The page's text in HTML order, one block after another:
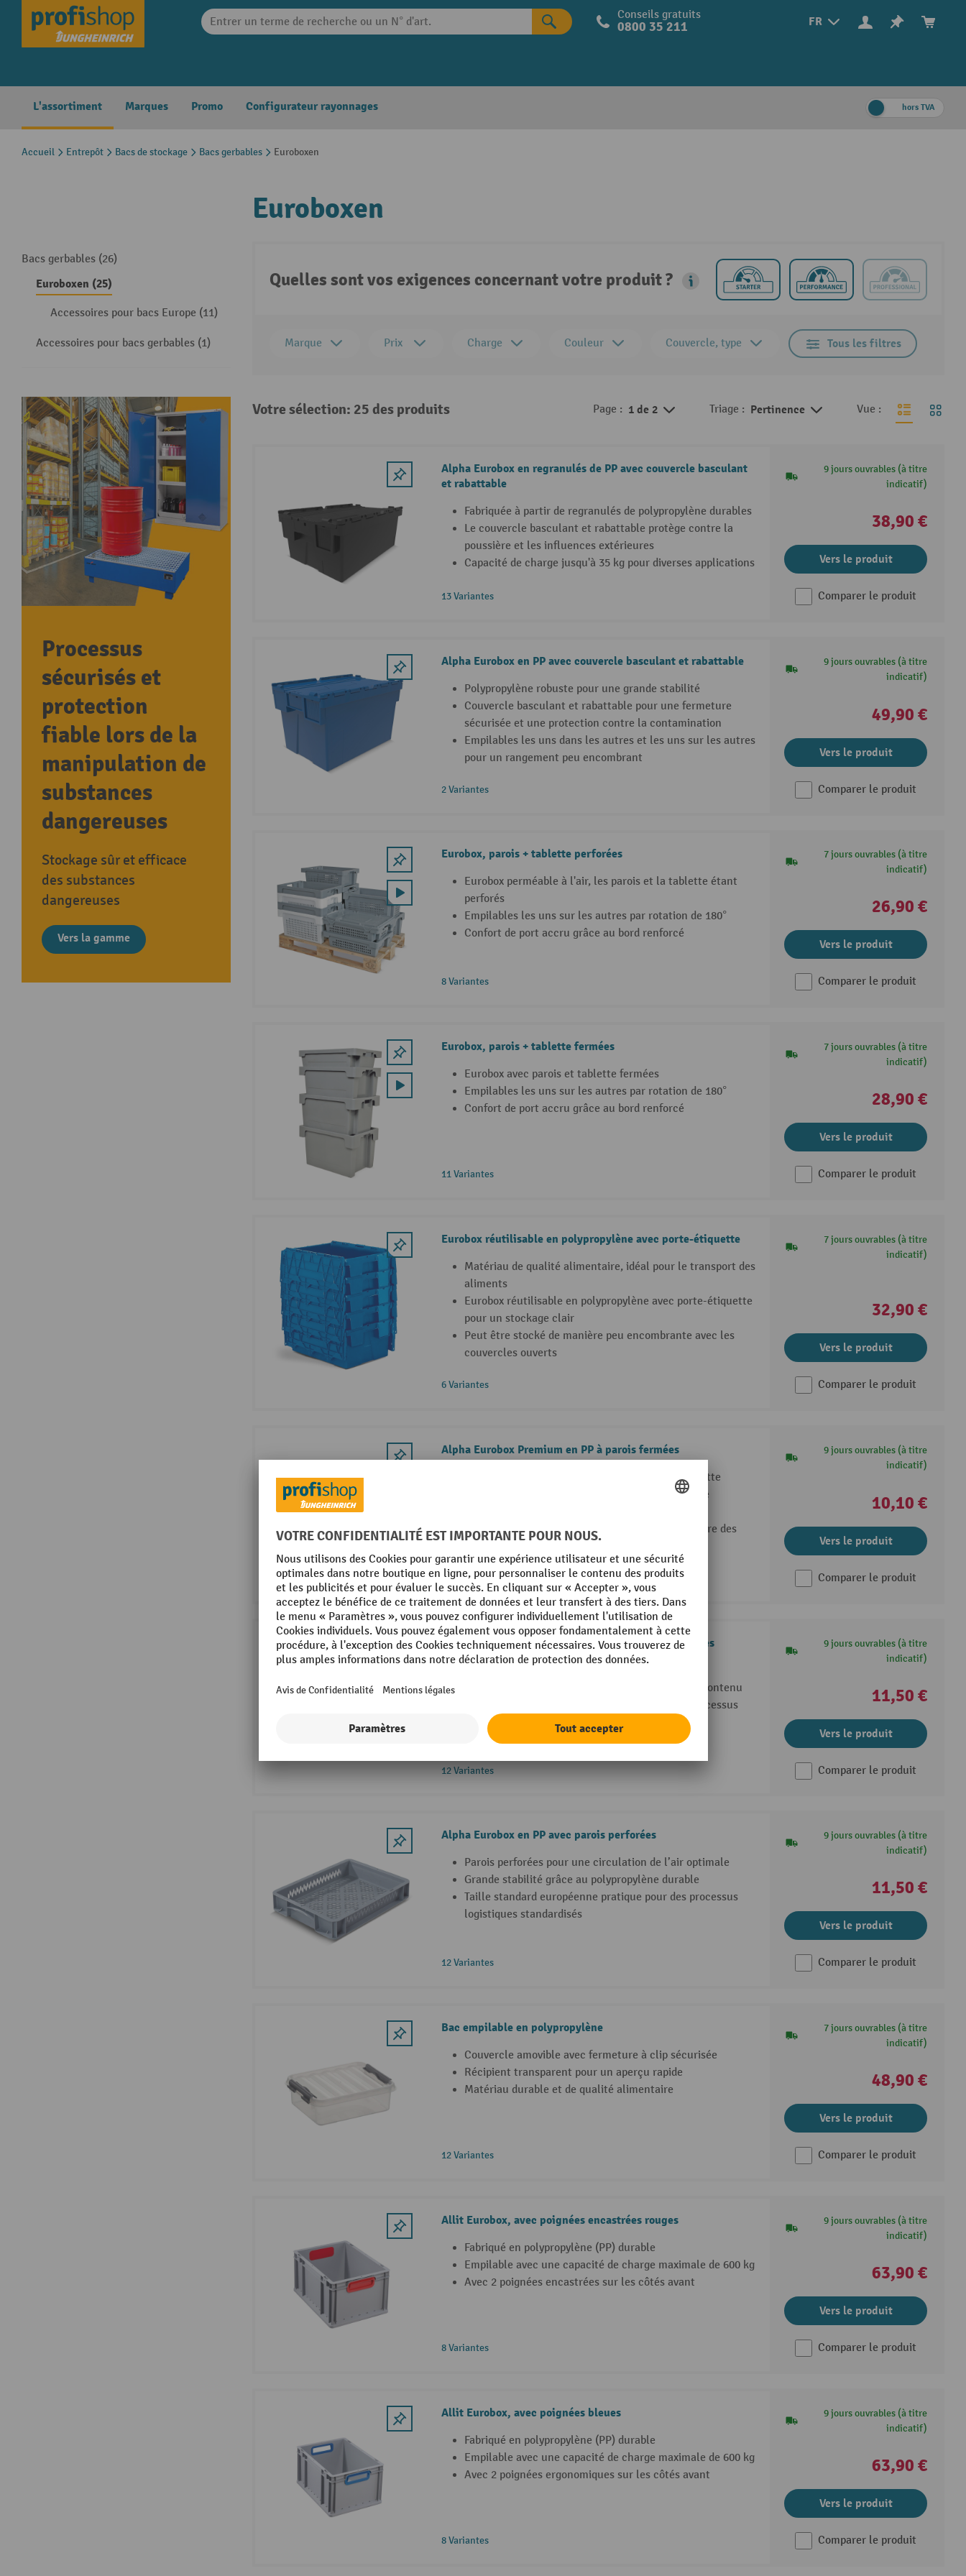
Skip to main navigation FR
Conseils gratuits
0800 35 211
L'assortiment Marques Promo Configurateur rayonnages hors TVA
Accueil Entrepôt Bacs de stockage Bacs gerbables Euroboxen
Bacs gerbables (26)
Euroboxen (25)
Accessoires pour bacs Europe (11)
Accessoires pour bacs gerbables (1)
Processus
sécurisés et
protection
fiable lors de la
manipulation de
substances
dangereuses
Stockage sûr et efficace
des substances
dangereuses
Vers la gamme
Euroboxen
Quelles sont vos exigences concernant votre produit ?
Marque Prix Charge Couleur Couvercle, type Tous les filtres
Votre sélection: 25 des produits Page : 1 de 2 Triage : Pertinence Vue :
Alpha Eurobox en regranulés de PP avec couvercle basculant
et rabattable
Fabriquée à partir de regranulés de polypropylène durables
Le couvercle basculant et rabattable protège contre la
poussière et les influences extérieures
Capacité de charge jusqu'à 35 kg pour diverses applications
13 Variantes
9 jours ouvrables (à titre
indicatif)
38,90 €
Vers le produit
Comparer le produit
Alpha Eurobox en PP avec couvercle basculant et rabattable
Polypropylène robuste pour une grande stabilité
Couvercle basculant et rabattable pour une fermeture
sécurisée et une protection contre la contamination
Empilables les uns dans les autres et les uns sur les autres
pour un rangement peu encombrant
2 Variantes
9 jours ouvrables (à titre
indicatif)
49,90 €
Vers le produit
Comparer le produit
Eurobox, parois + tablette perforées
Eurobox perméable à l'air, les parois et la tablette étant
perforés
Empilables les uns sur les autres par rotation de 180°
Confort de port accru grâce au bord renforcé
8 Variantes
7 jours ouvrables (à titre
indicatif)
26,90 €
Vers le produit
Comparer le produit
Eurobox, parois + tablette fermées
Eurobox avec parois et tablette fermées
Empilables les uns sur les autres par rotation de 180°
Confort de port accru grâce au bord renforcé
11 Variantes
7 jours ouvrables (à titre
indicatif)
28,90 €
Vers le produit
Comparer le produit
Eurobox réutilisable en polypropylène avec porte-étiquette
Matériau de qualité alimentaire, idéal pour le transport des
aliments
Eurobox réutilisable en polypropylène avec porte-étiquette
pour un stockage clair
Peut être stocké de manière peu encombrante avec les
couvercles ouverts
6 Variantes
7 jours ouvrables (à titre
indicatif)
32,90 €
Vers le produit
Comparer le produit
Alpha Eurobox Premium en PP à parois fermées
Bacs empilables Euro Premium avec porte-étiquette
Capacité de charge élevée jusqu’à 40 kg et charge
Parois fermées pour une protection supplémentaire des
33 Variantes
9 jours ouvrables (à titre
indicatif)
10,10 €
Vers le produit
Comparer le produit
Alpha Eurobox en polypropylène (PP) à parois fermées
Parois fermées pour une protection optimale du contenu
Taille standard européenne pratique pour des processus
logistiques standardisés
12 Variantes
9 jours ouvrables (à titre
indicatif)
11,50 €
Vers le produit
Comparer le produit
Alpha Eurobox en PP avec parois perforées
Parois perforées pour une circulation de l’air optimale
Grande stabilité grâce au polypropylène durable
Taille standard européenne pratique pour des processus
logistiques standardisés
12 Variantes
9 jours ouvrables (à titre
indicatif)
11,50 €
Vers le produit
Comparer le produit
Bac empilable en polypropylène
Couvercle amovible avec fermeture à clip sécurisée
Récipient transparent pour un aperçu rapide
Matériau durable et de qualité alimentaire
12 Variantes
7 jours ouvrables (à titre
indicatif)
48,90 €
Vers le produit
Comparer le produit
Allit Eurobox, avec poignées encastrées rouges
Fabriqué en polypropylène (PP) durable
Empilable avec une capacité de charge maximale de 600 kg
Avec 2 poignées encastrées sur les côtés avant
8 Variantes
9 jours ouvrables (à titre
indicatif)
63,90 €
Vers le produit
Comparer le produit
Allit Eurobox, avec poignées bleues
Fabriqué en polypropylène (PP) durable
Empilable avec une capacité de charge maximale de 600 kg
Avec 2 poignées ergonomiques sur les côtés avant
8 Variantes
9 jours ouvrables (à titre
indicatif)
63,90 €
Vers le produit
Comparer le produit